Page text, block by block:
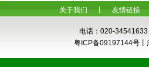
关于我们 友情链接
电话：020-
粤ICP备09197144号